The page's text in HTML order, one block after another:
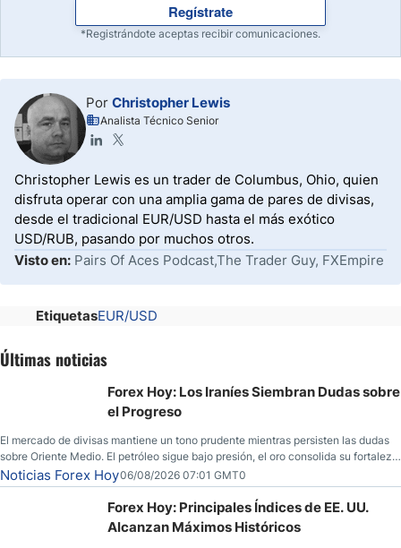
Regístrate
*Registrándote aceptas recibir comunicaciones.
Por Christopher Lewis
Analista Técnico Senior
Christopher Lewis es un trader de Columbus, Ohio, quien
disfruta operar con una amplia gama de pares de divisas,
desde el tradicional EUR/USD hasta el más exótico
USD/RUB, pasando por muchos otros.
Visto en: Pairs Of Aces Podcast,The Trader Guy, FXEmpire
EtiquetasEUR/USD
Últimas noticias
Forex Hoy: Los Iraníes Siembran Dudas sobre
el Progreso
El mercado de divisas mantiene un tono prudente mientras persisten las dudas
sobre Oriente Medio. El petróleo sigue bajo presión, el oro consolida su fortaleza
y los operadores esperan nuevas referencias económicas desde Estados
Unidos.
Noticias Forex Hoy06/08/2026 07:01 GMT0
Forex Hoy: Principales Índices de EE. UU.
Alcanzan Máximos Históricos